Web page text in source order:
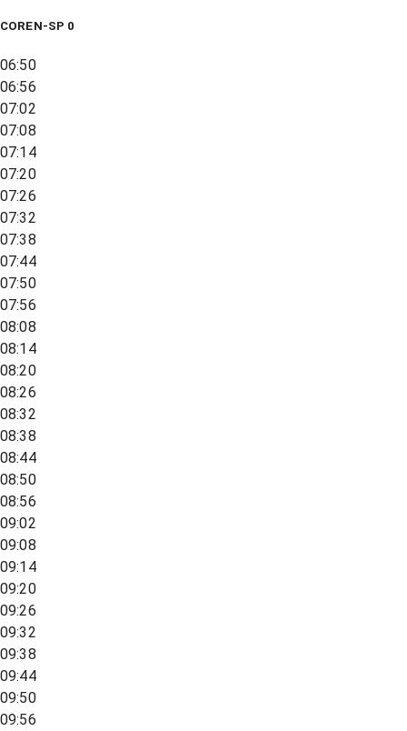
COREN-SP 0
06:50
06:56
07:02
07:08
07:14
07:20
07:26
07:32
07:38
07:44
07:50
07:56
08:08
08:14
08:20
08:26
08:32
08:38
08:44
08:50
08:56
09:02
09:08
09:14
09:20
09:26
09:32
09:38
09:44
09:50
09:56